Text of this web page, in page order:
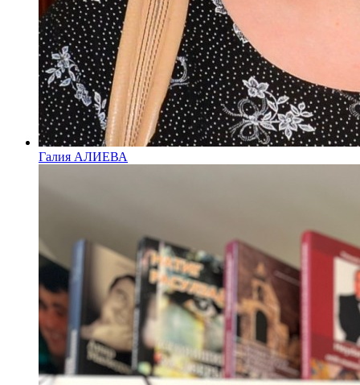
Галия АЛИЕВА